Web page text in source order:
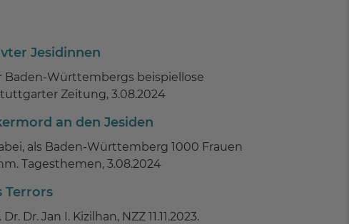
Jesidinnen
Baden-Württembergs beispiellose
Zeitung, 3.08.2024
an den Jesiden
als Baden-Württemberg 1000 Frauen
Tagesthemen, 3.08.2024
Terrors
Dr. Jan I. Kizilhan, NZZ 11.11.2023.